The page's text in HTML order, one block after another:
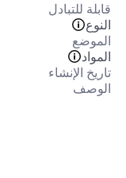
قابلة للتبادل
النوع
الموضع
المواد
تاريخ الإنشاء
الوصف